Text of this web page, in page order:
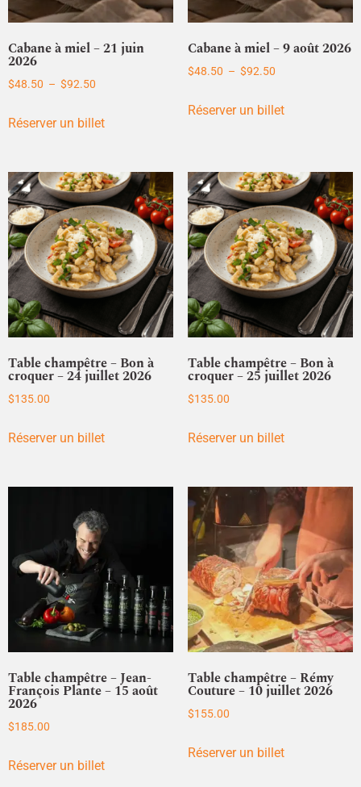
Cabane à miel – 21 juin
2026
$48.50 – $92.50
Réserver un billet
Cabane à miel – 9 août 2026
$48.50 – $92.50
Réserver un billet
Table champêtre – Bon à
croquer – 24 juillet 2026
$135.00
Réserver un billet
Table champêtre – Bon à
croquer – 25 juillet 2026
$135.00
Réserver un billet
Table champêtre – Jean-
François Plante – 15 août
2026
$185.00
Réserver un billet
Table champêtre – Rémy
Couture – 10 juillet 2026
$155.00
Réserver un billet